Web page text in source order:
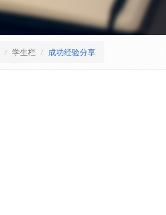
学生栏 成功经验分享